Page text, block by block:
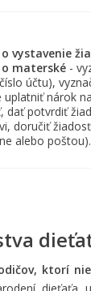
o vystavenie
materské -
účtu),
uplatniť nárok
dať potvrdiť
doručiť
alebo poštou).
ktorí